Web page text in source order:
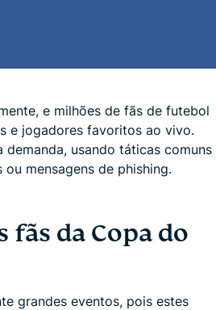
e milhões de fãs de futebol
e jogadores favoritos ao vivo.
usando táticas comuns
mensagens de phishing.
fãs da Copa do
grandes eventos, pois estes